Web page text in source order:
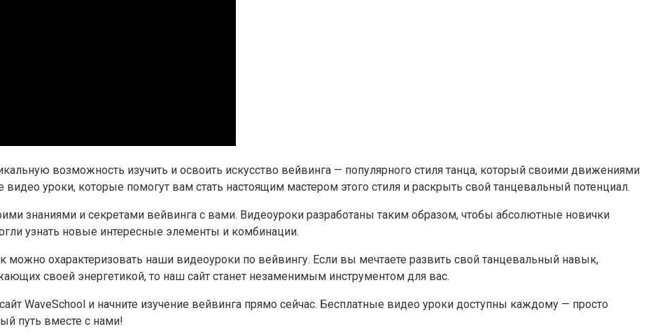
возможность изучить и освоить искусство вейвинга — популярного стиля танца, который своими движениями
уроки, которые помогут вам стать настоящим мастером этого стиля и раскрыть свой танцевальный потенциал.
знаниями и секретами вейвинга с вами. Видеоуроки разработаны таким образом, чтобы абсолютные новички
узнать новые интересные элементы и комбинации.
можно охарактеризовать наши видеоуроки по вейвингу. Если вы мечтаете развить свой танцевальный навык,
своей энергетикой, то наш сайт станет незаменимым инструментом для вас.
WaveSchool и начните изучение вейвинга прямо сейчас. Бесплатные видео уроки доступны каждому — просто
путь вместе с нами!